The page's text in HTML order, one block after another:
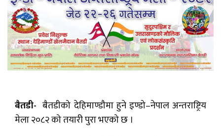
बैतडी-बैतडीको देहिमाण्डौमा हुने इण्डो–नेपाल अन्तराष्ट्रिय
मेला २०८२ को तयारी पुरा भएको छ ।